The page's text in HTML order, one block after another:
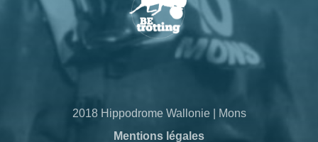
2018 Hippodrome Wallonie | Mons
Mentions légales